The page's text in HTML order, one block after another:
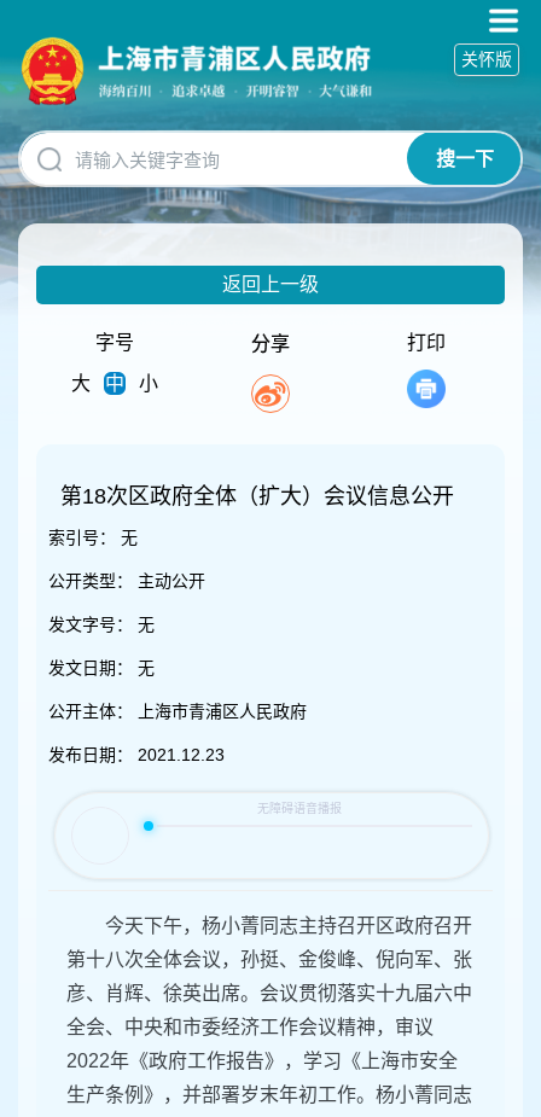
碍
操
明
跳
转
到
网
搜一下
关怀版
返回上一级
字号
大
中 小
分享 打印
第18次区政府全体（扩大）会议信息公开
索引号： 无
公开类型： 主动公开
发文字号： 无
发文日期： 无
公开主体： 上海市青浦区人民政府
发布日期： 2021.12.23
今天下午，杨小菁同志主持召开区政府召开
第十八次全体会议，孙挺、金俊峰、倪向军、张
彦、肖辉、徐英出席。会议贯彻落实十九届六中
全会、中央和市委经济工作会议精神，审议
2022年《政府工作报告》，学习《上海市安全
生产条例》，并部署岁末年初工作。杨小菁同志